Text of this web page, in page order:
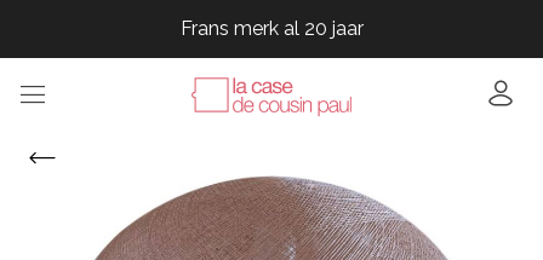
Frans merk al 20 jaar
Frans merk al 20 jaar
Frans merk al 20 jaar